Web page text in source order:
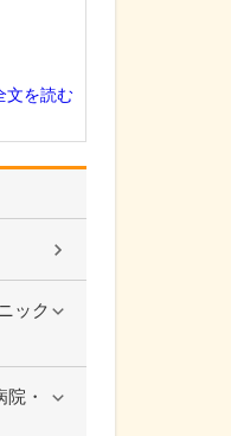
ック
・
文を読む